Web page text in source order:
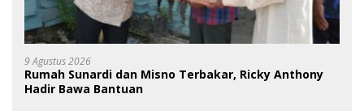
9 Agustus 2026
Rumah Sunardi dan Misno Terbakar, Ricky Anthony
Hadir Bawa Bantuan